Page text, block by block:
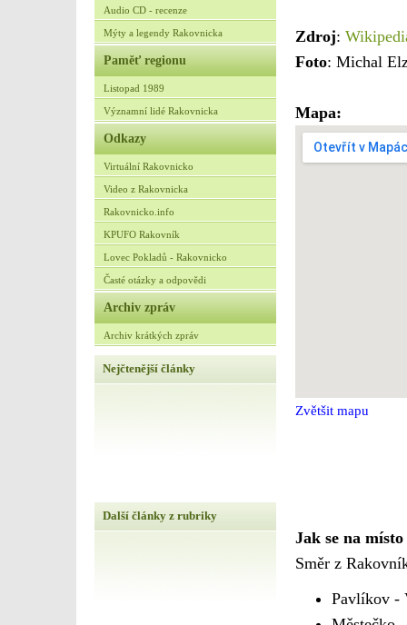
Audio CD - recenze
Mýty a legendy Rakovnicka
Paměť regionu
Listopad 1989
Významní lidé Rakovnicka
Odkazy
Virtuální Rakovnicko
Video z Rakovnicka
Rakovnicko.info
KPUFO Rakovník
Lovec Pokladů - Rakovnicko
Časté otázky a odpovědi
Archiv zpráv
Archiv krátkých zpráv
Nejčtenější články
Další články z rubriky
Zdroj:
Foto: Michal
Mapa:
Zvětšit mapu
Jak se na místo
Směr z
Pavlíkov -